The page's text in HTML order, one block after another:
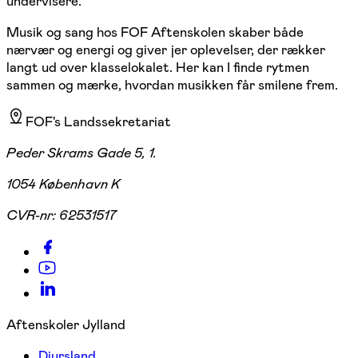
Musik og sang hos FOF Aftenskolen skaber både
nærvær og energi og giver jer oplevelser, der rækker
langt ud over klasselokalet. Her kan I finde rytmen
sammen og mærke, hvordan musikken får smilene frem.
FOF's Landssekretariat
Peder Skrams Gade 5, 1.
1054 København K
CVR-nr: 62531517
Aftenskoler Jylland